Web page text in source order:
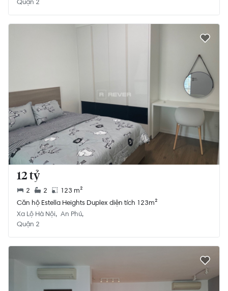
12 tỷ
2 2
123 m²
Căn hộ Estella Heights Duplex diện tích 123m²
Xa Lộ Hà Nội An Phú
Quận 2